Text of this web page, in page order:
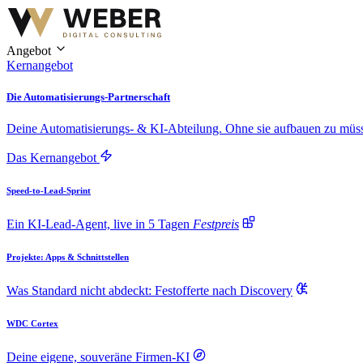
Angebot
Kernangebot
Die Automatisierungs-Partnerschaft
Deine Automatisierungs- & KI-Abteilung. Ohne sie aufbauen zu
Das Kernangebot
Speed-to-Lead-Sprint
Ein KI-Lead-Agent, live in 5 Tagen Festpreis
Projekte: Apps & Schnittstellen
Was Standard nicht abdeckt: Festofferte nach Discovery
WDC Cortex
Deine eigene, souveräne Firmen-KI